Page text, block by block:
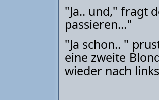
"Ja.. und," fragt
passieren..."
"Ja schon.. "
eine zweite
wieder nach